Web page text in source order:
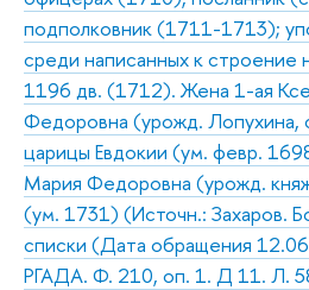
подполковник (1711-1713);
среди написанных к строение
1196 дв. (1712). Жена 1-ая
Федоровна (урожд. Лопухина,
царицы Евдокии (ум. февр.
Мария Федоровна (урожд.
(ум. 1731) (Источн.: Захаров.
списки (Дата обращения
РГАДА. Ф. 210, оп. 1. Д 11. Л.